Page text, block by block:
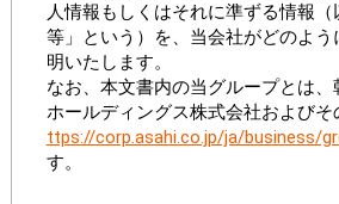
人情報もしくはそれに準ずる情報
等」という）を、当会社がどのよ
明いたします。
なお、本文書内の当グループとは
ホールディングス株式会社およびそ
ttps://corp.asahi.co.jp/ja/business/
す。